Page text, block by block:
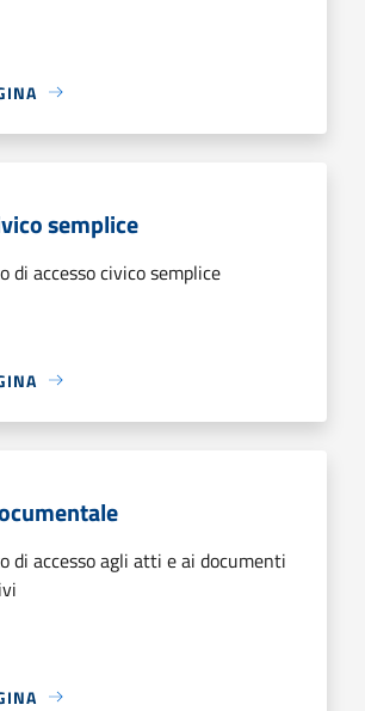
semplice
di accesso civico semplice
di accesso agli atti e ai documenti